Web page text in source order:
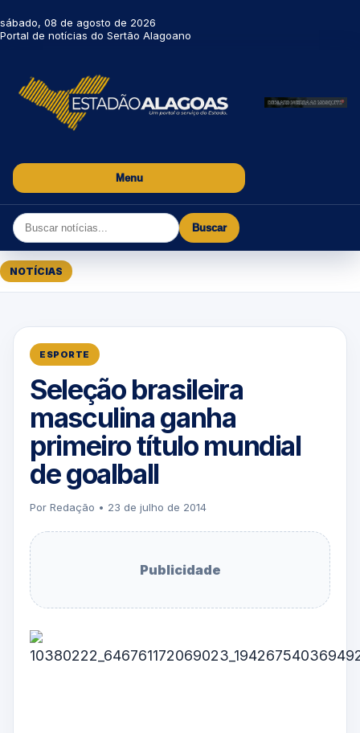
sábado, 08 de agosto de 2026
Portal de notícias do Sertão Alagoano
Menu
Buscar
NOTÍCIAS
ESPORTE
Seleção brasileira
masculina ganha
primeiro título mundial
de goalball
Por Redação • 23 de julho de 2014
Publicidade